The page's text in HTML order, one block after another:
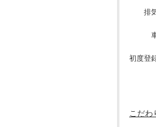
排
初度登
こだわ